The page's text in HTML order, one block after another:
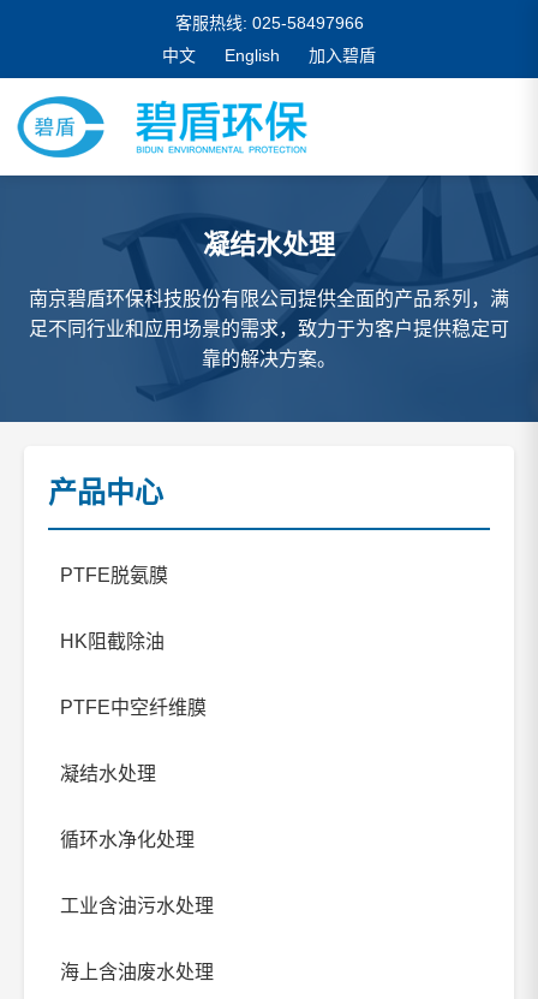
客服热线: 025-58497966
中文
English 加入碧盾
凝结水处理
南京碧盾环保科技股份有限公司提供全面的产品系列，满
足不同行业和应用场景的需求，致力于为客户提供稳定可
靠的解决方案。
产品中心
PTFE脱氨膜
HK阻截除油
PTFE中空纤维膜
凝结水处理
循环水净化处理
工业含油污水处理
海上含油废水处理